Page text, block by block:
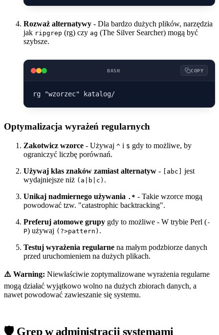
Rozważ alternatywy - Dla bardzo dużych plików, narzędzia
jak ripgrep (rg) czy ag (The Silver Searcher) mogą być
szybsze.
BASH COPY
Optymalizacja wyrażeń regularnych
Zakotwicz wzorce - Używaj ^ i $ gdy to możliwe, by
ograniczyć liczbę porównań.
Używaj klas znaków zamiast alternatyw - [abc]
jest
wydajniejsze niż (a|b|c) .
Unikaj nadmiernego używania .* - Takie wzorce mogą
powodować tzw. "catastrophic backtracking".
Preferuj atomowe grupy gdy to możliwe - W trybie Perl (-
P) używaj (?>pattern) .
Testuj wyrażenia regularne na małym podzbiorze danych
przed uruchomieniem na dużych plikach.
⚠️ Warning: Niewłaściwie zoptymalizowane wyrażenia regularne
mogą działać wyjątkowo wolno na dużych zbiorach danych, a
nawet powodować zawieszanie się systemu.
🛡️ Grep w administracji systemami